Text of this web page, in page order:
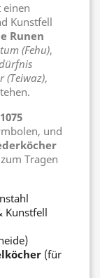
einen
Kunstfell
Runen
(Fehu),
(Teiwaz),
1075
und
Tragen
Kunstfell
(für